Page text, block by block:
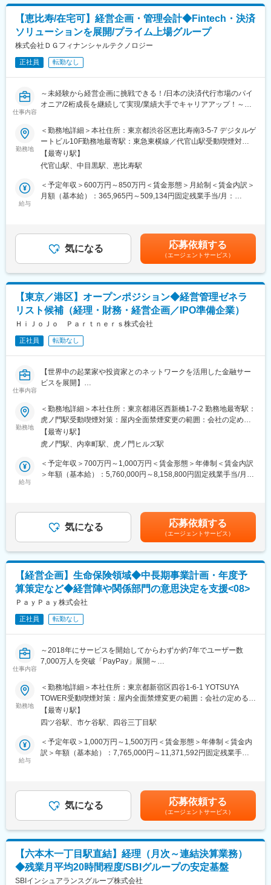
展開しています。地域のインフラとしての機能だけでなく、生活
に根付いた幅広いサービスを展開しています。
変更の範囲：会社の定める業務
・各種プロジェクト対応（会計基準変更に伴う開示対応、業務プ
ロセス改善 等）
・子会社管理業務
なお、経営管理部内のIRグループが担う業務（投資家向け広報、
情報開示）について、決算説明資料のレビュー等の一部業務に関
与いただく可能性があります。将来的には、5～6名程度のチーム
マネジメントを担っていただくことを想定しています。
■ポジションの魅力：
・希少性の高い会計論点に携われる
つつIFRSを導入しているケースは希少であり、こうした環境での
実務経験を通じてキャリアの市場価値を高められます。
・変化の多い環境で成長できる
んだテーマに継続的に向き合える。
・業務範囲が広く、当事者として推進できる
決算・開示・子会社管理・各種プロジェクト対応などを横断的に
担い、中長期の視点で案件をリードできます。自らの判断や改善
が成果に直結しやすく、手触り感を持ってやりがいを感じられる
環境です。
す。賃金はあくまでも目安の金額であり、選考を通じて上下する
可能性があります。月給(月額)は固定手当を含めた表記です。
【恵比寿/在宅可】経営企画・管理会計◆Fintech・決済
ソリューションを展開/プライム上場グループ
株式会社ＤＧフィナンシャルテクノロジー
正社員 転勤なし
仕事内容
～未経験から経営企画に挑戦できる！/日本の決済代行市場のパイ
オニア/2桁成長を継続して実現/業績大手でキャリアアップ！～
■業務内容
当部門の次世代を担っていく人材として、下記を担当していただ
きます。
・デジタルガレージの注力セグメントであるプラットフォーム・
ソリューションセグメントの管理会計業務
・デジタルガレージグループの中核子会社であるDGフィナンシャ
ルテクノロジーの経営企画業務全般
ジタルガレージグループの経営管理における重要なポジションで
す。
いただきます。
・経営計画立案、予算策定
・管理会計業務（予実分析・見通し策定）
・予算達成に向けた進捗管理、各部署との折衝
・経営分析、および経営戦略立案
・組織横断での経営改革・組織変革・業務改善の推進
・M&Aに関する業務（戦略策定、事業計画立案、PMO業務など）
■やりがい
・上場企業の子会社において、未経験から経営に関わる幅広い仕
・変化の激しい業界であり、かつ事業分野も幅広いため、ルーテ
ィンワークにとどまらない様々な経験・知識を積むことができま
す。
・少人数のチームで編成されており、個人に委ねられる裁量が大
感じながら学ぶことができます。
・決済業界での経験や、会計知識・実務の豊富なメンバーがそろ
月平均残業20～30時間程度です。有給休暇の取得、リモートワー
クやフレックス制度を併用しライフワークバランスの取りやすい
就労環境です。
■当社について
当社はECなどのオンライン決済・実店舗などの対面決済など近年
多様化する決済シーンを支えるプラットフォーマーです。決済取
扱高7.5兆円、決済取扱件数は14.0億件の流通量・トランザクショ
ンを誇り、2025年3月期セグメントの決済事業での収益は前期比
変更の範囲：会社の定める業務
勤務地
＜勤務地詳細＞本社住所：東京都渋谷区恵比寿南3-5-7 デジタルゲ
ートビル10F勤務地最寄駅：東急東横線／代官山駅受動喫煙対
策：屋内全面禁煙変更の範囲：会社の定める事業所（リモートワ
ーク含む）
【最寄り駅】
代官山駅、中目黒駅、恵比寿駅
給与
＜予定年収＞600万円～850万円＜賃金形態＞月給制＜賃金内訳＞
月額（基本給）：365,965円～509,134円固定残業手当/月：
管理監督者としての採用の場合は固定残業手当なし、深夜勤務手
当のみの支給となります。■昇給：年1回（4月）■賞与：年1回（7
月）賃金はあくまでも目安の金額であり、選考を通じて上下する
可能性があります。月給(月額)は固定手当を含めた表記です。
気になる 応募依頼する
（エージェントサービス）
【東京／港区】オープンポジション◆経営管理ゼネラ
リスト候補（経理・財務・経営企画／IPO準備企業）
ＨｉＪｏＪｏ Ｐａｒｔｎｅｒｓ株式会社
正社員 転勤なし
仕事内容
【世界中の起業家や投資家とのネットワークを活用した金融サー
ビスを展開】
■募集背景：
事業拡大およびIPOを見据えた管理体制の強化に伴い、経営管理・
コーポレート領域のオープンポジションを募集します。
当社は現在、IPOを見据えた組織・管理体制の構築を進めており、
経理、財務、経営企画を中心とした経営管理機能の強化を推進し
ています。
本ポジションは、特定の職種に限定した採用ではなく、ご経験や
IPO準備という変化の大きなフェーズにおいて、与えられた業務を
遂行するだけではなく、自ら課題を見つけ、学び、挑戦しながら
会社の成長を支えていただくことを期待しています。「経営に近
■業務内容：
ご本人の経験、スキル、志向性を踏まえ、経理、財務、経営企画
領域における各種業務を担当していただきます。
【経営企画領域】
◇経営の意思決定を支えるための情報整理、分析、資料作成を担
当いただきます。
・経営会議、取締役会、KPIレビュー資料の作成補助
・数値データ、図表等の作成
・情報収集、データ整理
・KPIモニタリング資料の整備
・各部門との情報連携、プロジェクト支援
【財務領域】
◇経営数値の可視化と経営管理業務を担当いただきます。
・各種レポート、ダッシュボード作成
・KPIモニタリング
◇経営の信頼性を支える会計・統制業務を担当いただきます。
・仕訳入力、証憑確認
・経費精算処理
・売掛金、買掛金管理
・月次決算業務のサポート
・決算資料作成補助
・内部統制運用支援
勤務地
＜勤務地詳細＞本社住所：東京都港区西新橋1-7-2 勤務地最寄駅：
虎ノ門駅受動喫煙対策：屋内全面禁煙変更の範囲：会社の定める
事業所（リモートワーク含む）
【最寄り駅】
虎ノ門駅、内幸町駅、虎ノ門ヒルズ駅
給与
＜予定年収＞700万円～1,000万円＜賃金形態＞年俸制＜賃金内訳
＞年額（基本給）：5,760,000円～8,158,800円固定残業手当/月：
金はあくまでも目安の金額であり、選考を通じて上下する可能性
があります。月給(月額)は固定手当を含めた表記です。
気になる 応募依頼する
（エージェントサービス）
【経営企画】生命保険領域◆中長期事業計画・年度予
算策定など◆経営陣や関係部門の意思決定を支援<08>
ＰａｙＰａｙ株式会社
正社員 転勤なし
仕事内容
～2018年にサービスを開始してからわずか約7年でユーザー数
7,000万人を突破「PayPay」展開～
■業務内容：
ビジネス全体の成長戦略を踏まえつつ、生命保険領域における中
長期事業計画・年度予算の策定に加え、検討テーマを資本・規
制・会計の観点から具体化し、経営陣や関係部門に対して意思決
定を支援していただきます。
単なる調査・整理に留まらず、論点設定、分析、資料化までを担
い、必要に応じて関係会社・パートナー側の実務実態も踏まえな
・生命保険領域に関する論点整理（資本・規制・会計・負債評
価・ALM等）と、経営向け意思決定資料の作成
・監督法人・パートナー等の関係者マネジメント（論点整理、ア
討への反映
・関係部門（経理／財務／リスク／法務／事業等）との論点調
整、合意形成、会議体運営など
勤務地
＜勤務地詳細＞本社住所：東京都新宿区四谷1-6-1 YOTSUYA
TOWER受動喫煙対策：屋内全面禁煙変更の範囲：会社の定める事
業所（リモートワーク含む）
【最寄り駅】
四ツ谷駅、市ケ谷駅、四谷三丁目駅
給与
＜予定年収＞1,000万円～1,500万円＜賃金形態＞年俸制＜賃金内
訳＞年額（基本給）：7,765,000円～11,371,592円固定残業手当/
業手当＞有＜給与補足＞※経験、スキル、業績、貢献度に応じ当社
規定により決定■毎年1回見直し※給与支給について、一部を
PayPayアカウントで受け取ることが可能です（給与デジタル支払
いに対応）賃金はあくまでも目安の金額であり、選考を通じて上
下する可能性があります。月給(月額)は固定手当を含めた表記で
す。
気になる 応募依頼する
（エージェントサービス）
【六本木一丁目駅直結】経理（月次～連結決算業務）
◆残業月平均20時間程度/SBIグループの安定基盤
SBIインシュアランスグループ株式会社